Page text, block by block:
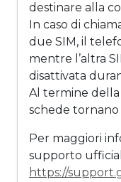
destinare alla
In caso di
due SIM, il
mentre l’altra
disattivata
Al termine
schede tornano
Per maggiori
supporto
https://